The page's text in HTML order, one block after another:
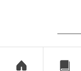
ポケモ
が集ま